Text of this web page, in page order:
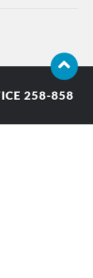
258-858